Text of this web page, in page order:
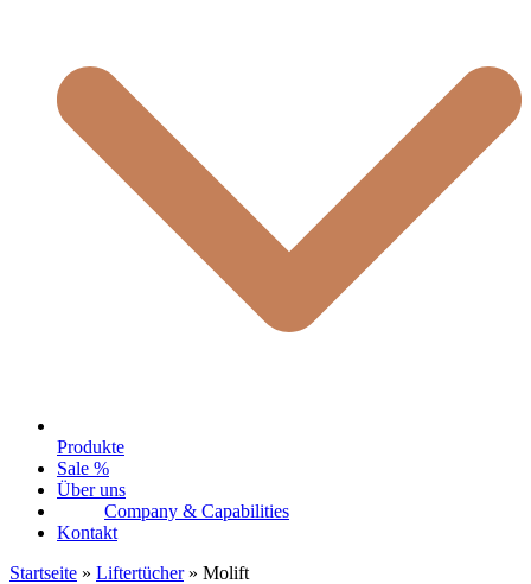
Produkte
Sale %
Über uns
Company & Capabilities
Kontakt
Startseite » Liftertücher» Molift